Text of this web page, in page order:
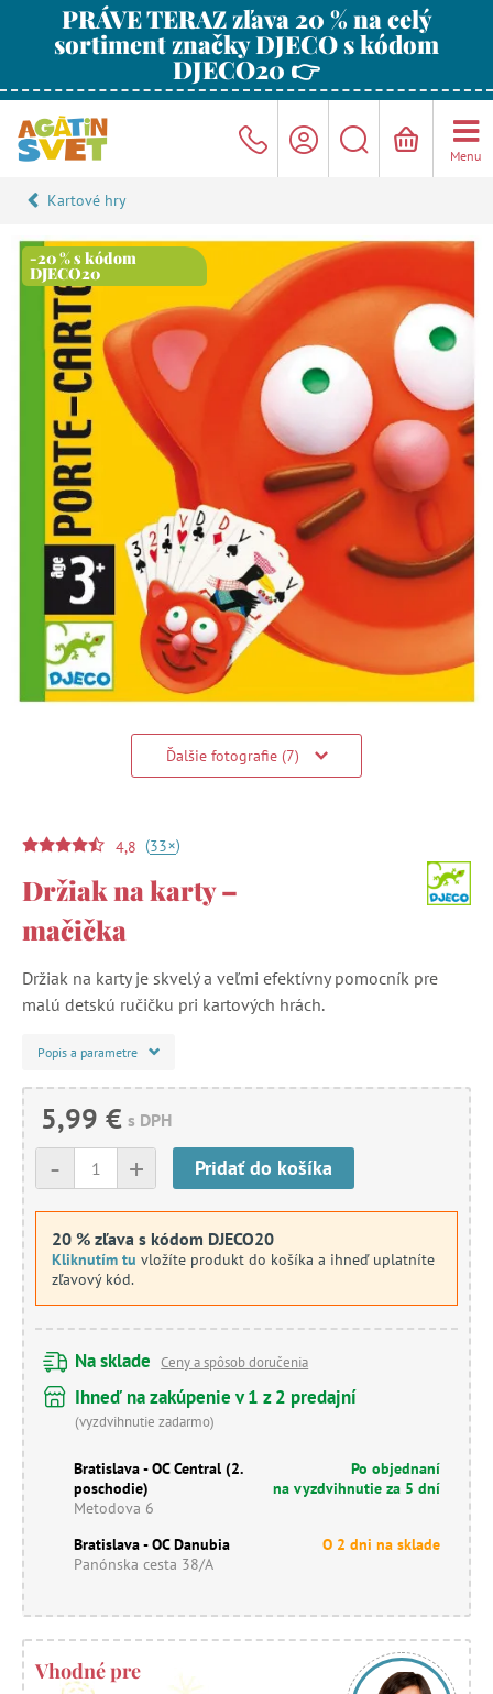
PRÁVE TERAZ zľava 20 % na celý
sortiment značky DJECO s kódom
DJECO20 👉
Menu
Kartové hry
-20 % s kódom
DJECO20
Ďalšie fotografie (7)
4,8 (33+)
Držiak na karty –
mačička
Držiak na karty je skvelý a veľmi efektívny pomocník pre
malú detskú ručičku pri kartových hrách.
Popis a parametre
5,99 € s DPH
+
- Pridať do košíka
20 % zľava s kódom DJECO20
Kliknutím tu vložíte produkt do košíka a ihneď uplatníte
zľavový kód.
Na sklade Ceny a spôsob doručenia
Ihneď na zakúpenie v 1 z 2 predajní
(vyzdvihnutie zadarmo)
Bratislava - OC Central (2.
poschodie)
Metodova 6
Po objednaní
na vyzdvihnutie za 5 dní
Bratislava - OC Danubia
Panónska cesta 38/A
O 2 dni na sklade
Vhodné pre